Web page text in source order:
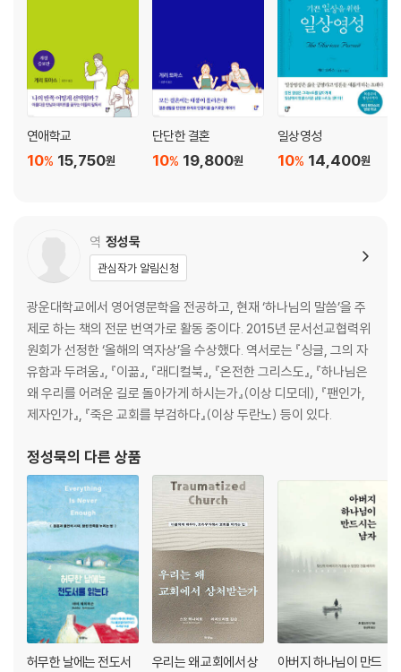
11. “하나님이 나한테 이 정도는 당연히 해 주셔야 하지 않나?”
- 불평 가득한 청구서를 찢고 ‘구조받은 자’의 심장으로
12. “이만하면 됐어. 더 배울 것도 없어.”
- 지혜 없이 내달리는 세상, 하나님 나라의 지적 화력으로 맞서다
에필로그. 지금 여기서, 하나님 나라를 사는 즐거움
연애학교
15,750원
10%
단단한 결혼
19,800원
10%
일상영성
14,400원
10%
역 정성묵
관심작가 알림신청
광운대학교에서 영어영문학을 전공하고, 현재 ‘하나님의 말씀’을 주
제로 하는 책의 전문 번역가로 활동 중이다. 2015년 문서선교협력위
원회가 선정한 ‘올해의 역자상’을 수상했다. 역서로는 『싱글, 그의 자
유함과 두려움』, 『이끎』, 『래디컬북』, 『온전한 그리스도』, 『하나님은
왜 우리를 어려운 길로 돌아가게 하시는가』(이상 디모데), 『팬인가,
제자인가』, 『죽은 교회를 부검하다』(이상 두란노) 등이 있다.
정성묵의 다른 상품
허무한 날에는 전도서
우리는 왜 교회에서 상
아버지 하나님이 만드